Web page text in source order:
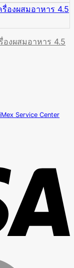
องผสมอาหาร 4.5
Service Center